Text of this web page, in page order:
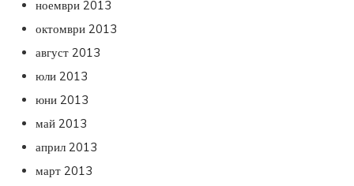
ноември 2013
октомври 2013
август 2013
юли 2013
юни 2013
май 2013
април 2013
март 2013